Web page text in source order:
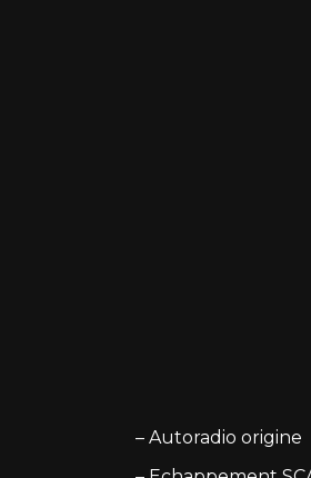
– Autoradio origine